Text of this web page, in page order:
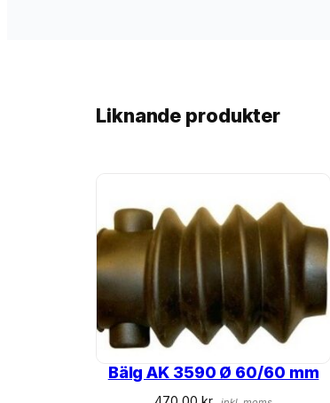
Liknande produkter
Bälg AK 3590 Ø 60/60 mm